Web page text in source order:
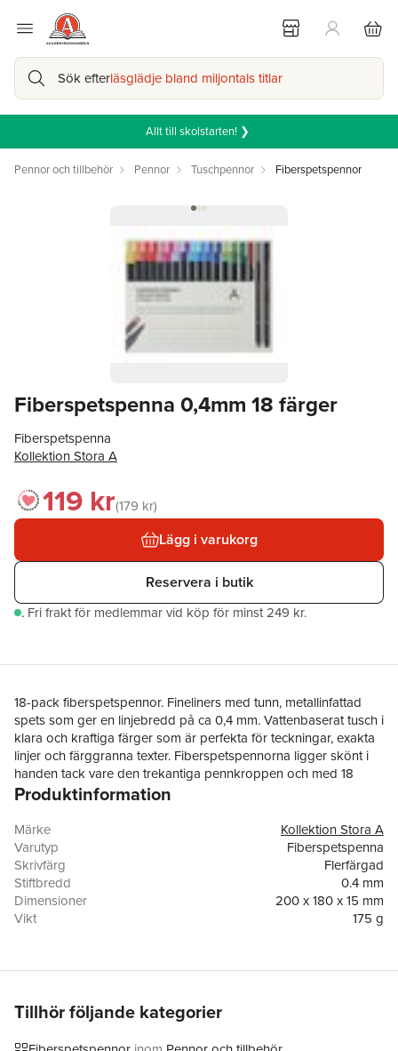
Sök efterläsglädje bland miljontals titlar
Allt till skolstarten! ❯
Pennor och tillbehör Pennor Tuschpennor Fiberspetspennor
Fiberspetspenna 0,4mm 18 färger
Fiberspetspenna
Kollektion Stora A
119 kr 179 kr
Lägg i varukorg
Reservera i butik
. Fri frakt för medlemmar vid köp för minst 249 kr.
18-pack fiberspetspennor. Fineliners med tunn, metallinfattad
spets som ger en linjebredd på ca 0,4 mm. Vattenbaserat tusch i
klara och kraftiga färger som är perfekta för teckningar, exakta
linjer och färggranna texter. Fiberspetspennorna ligger skönt i
handen tack vare den trekantiga pennkroppen och med 18
nyanser att välja på skapar du enkelt nya mästerverk.
Asken är tillverkad av FSC-märkt papper och pennorna ligger i
ett utdragbart fack som fungerar som förvaring medan du
arbetar med pennorna.
Fiberspetspennorna ingår i Akademibokhandelns egen
kollektion -
Produktinformation
Märke
Kollektion Stora A
Varutyp
Fiberspetspenna
Skrivfärg
Flerfärgad
Stiftbredd
0.4 mm
Dimensioner
200 x 180 x 15 mm
Vikt
175 g
Tillhör följande kategorier